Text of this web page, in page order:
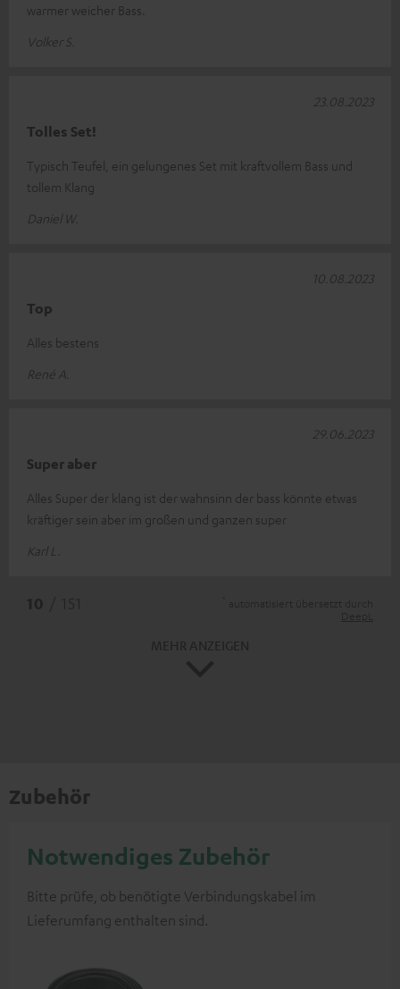
warmer weicher Bass.
Volker S.
Tolles Set!
Typisch Teufel, ein gelungenes Set mit kraftvollem Bass und
tollem Klang
Daniel W.
23.08.2023
Top
Alles bestens
René A.
10.08.2023
Super aber
Alles Super der klang ist der wahnsinn der bass könnte etwas
kräftiger sein aber im großen und ganzen super
Karl L.
29.06.2023
Zubehör
Notwendiges Zubehör
Bitte prüfe, ob benötigte Verbindungskabel im
Lieferumfang enthalten sind.